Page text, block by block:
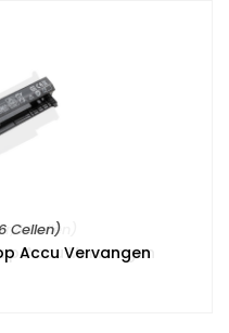
Cellen)
Accu Vervangen